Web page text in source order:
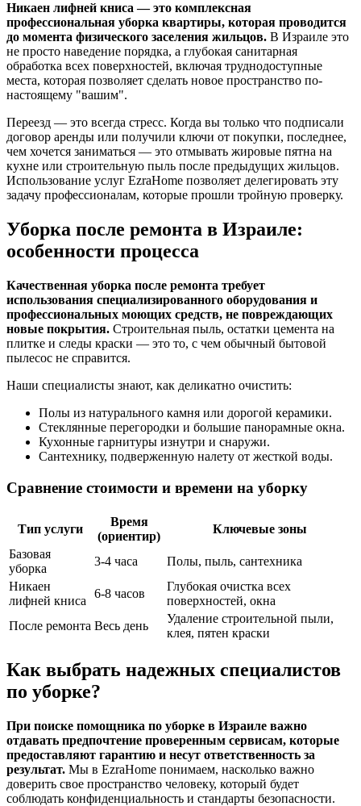
Никаен лифней книса — это комплексная
профессиональная уборка квартиры, которая проводится
до момента физического заселения жильцов. В Израиле это
не просто наведение порядка, а глубокая санитарная
обработка всех поверхностей, включая труднодоступные
места, которая позволяет сделать новое пространство по-
настоящему "вашим".
Переезд — это всегда стресс. Когда вы только что подписали
договор аренды или получили ключи от покупки, последнее,
чем хочется заниматься — это отмывать жировые пятна на
кухне или строительную пыль после предыдущих жильцов.
Использование услуг EzraHome позволяет делегировать эту
задачу профессионалам, которые прошли тройную проверку.
Уборка после ремонта в Израиле:
особенности процесса
Качественная уборка после ремонта требует
использования специализированного оборудования и
профессиональных моющих средств, не повреждающих
новые покрытия. Строительная пыль, остатки цемента на
плитке и следы краски — это то, с чем обычный бытовой
пылесос не справится.
Наши специалисты знают, как деликатно очистить:
Полы из натурального камня или дорогой керамики.
Стеклянные перегородки и большие панорамные окна.
Кухонные гарнитуры изнутри и снаружи.
Сантехнику, подверженную налету от жесткой воды.
Сравнение стоимости и времени на уборку
Тип услуги
Время
(ориентир)
Ключевые зоны
Базовая
уборка
3-4 часа
Полы, пыль, сантехника
Никаен
лифней книса
6-8 часов
Глубокая очистка всех
поверхностей, окна
После ремонта Весь день
Удаление строительной пыли,
клея, пятен краски
Как выбрать надежных специалистов
по уборке?
При поиске помощника по уборке в Израиле важно
отдавать предпочтение проверенным сервисам, которые
предоставляют гарантию и несут ответственность за
результат. Мы в EzraHome понимаем, насколько важно
доверить свое пространство человеку, который будет
соблюдать конфиденциальность и стандарты безопасности.